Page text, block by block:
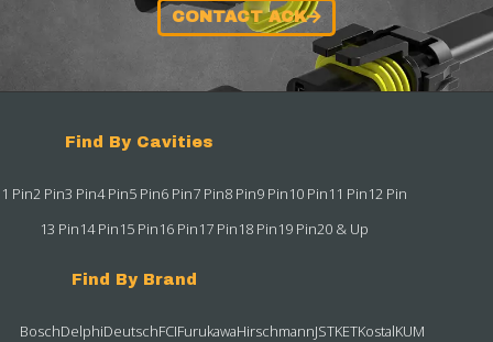
CONTACT ACK
Find By Cavities
1 Pin2 Pin3 Pin4 Pin5 Pin6 Pin7 Pin8 Pin9 Pin10 Pin11 Pin12 Pin
13 Pin14 Pin15 Pin16 Pin17 Pin18 Pin19 Pin20 & Up
Find By Brand
BoschDelphiDeutschFCIFurukawaHirschmannJSTKETKostalKUM